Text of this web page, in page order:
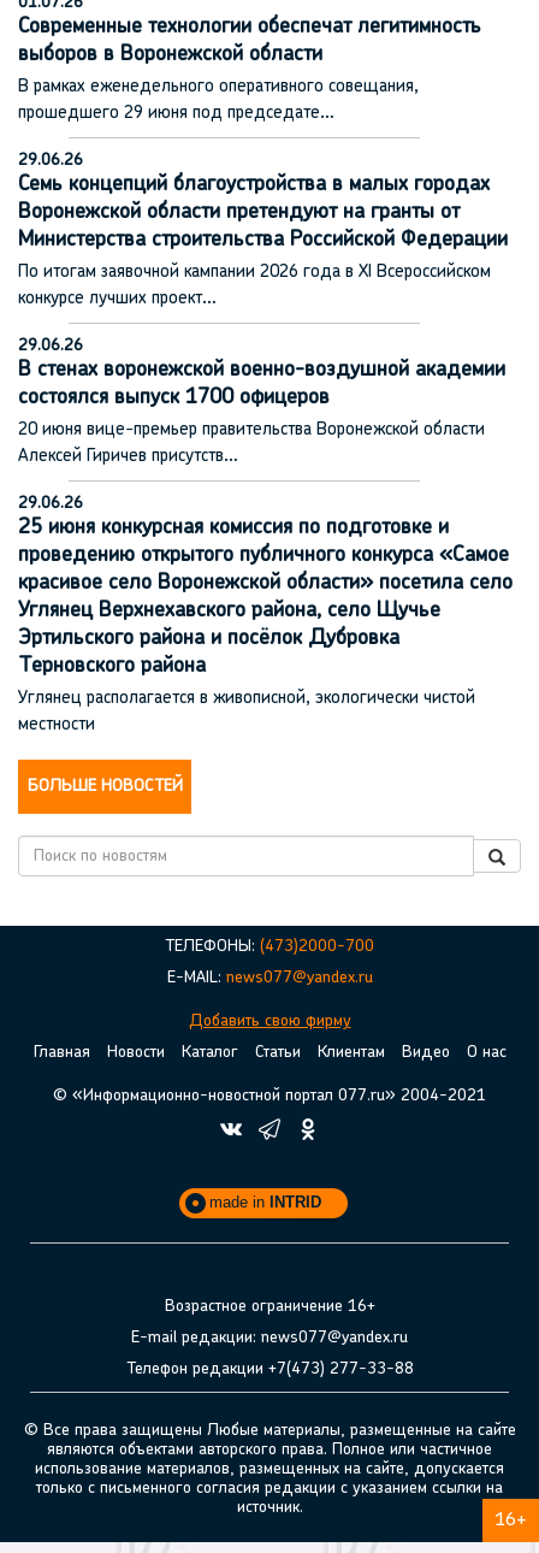
Современные технологии обеспечат легитимность
выборов в Воронежской области
В рамках еженедельного оперативного совещания,
прошедшего 29 июня под председате…
29.06.26
Семь концепций благоустройства в малых городах
Воронежской области претендуют на гранты от
Министерства строительства Российской Федерации
По итогам заявочной кампании 2026 года в XI Всероссийском
конкурсе лучших проект…
29.06.26
В стенах воронежской военно-воздушной академии
состоялся выпуск 1700 офицеров
20 июня вице-премьер правительства Воронежской области
Алексей Гиричев присутств…
29.06.26
25 июня конкурсная комиссия по подготовке и
проведению открытого публичного конкурса «Самое
красивое село Воронежской области» посетила село
Углянец Верхнехавского района, село Щучье
Эртильского района и посёлок Дубровка
Терновского района
Углянец располагается в живописной, экологически чистой
местности
БОЛЬШЕ НОВОСТЕЙ
ТЕЛЕФОНЫ: (473)2000-700
E-MAIL: news077@yandex.ru
Добавить свою фирму
Главная
Новости Каталог Статьи Клиентам Видео О нас
© «Информационно-новостной портал 077.ru» 2004-2021
made in INTRID
Возрастное ограничение 16+
E-mail редакции: news077@yandex.ru
Телефон редакции +7(473) 277-33-88
© Все права защищены Любые материалы, размещенные на сайте
являются объектами авторского права. Полное или частичное
использование материалов, размещенных на сайте, допускается
только с письменного согласия редакции с указанием ссылки на
источник.
16+